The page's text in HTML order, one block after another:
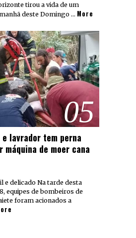
tirou a vida de um
deste Domingo … More
05
lavrador tem perna
máquina de moer cana
e delicado Na tarde desta
equipes de bombeiros de
foram acionados a